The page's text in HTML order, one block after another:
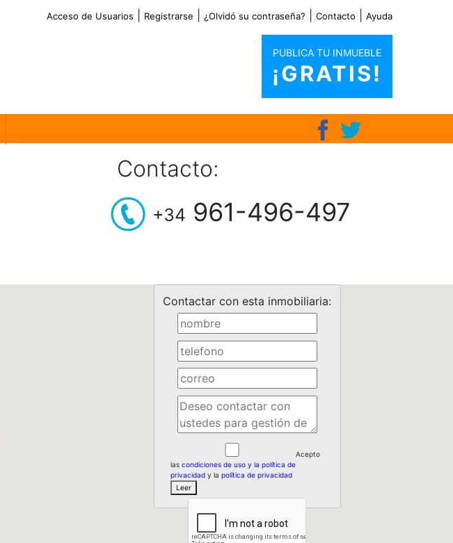
Acceso de Usuarios Registrarse ¿Olvidó su contraseña? Contacto Ayuda
PUBLICA TU INMUEBLE
¡GRATIS!
Contacto:
+34 961-496-497
Contactar con esta inmobiliaria:
Acepto
las condiciones de uso y la política de
privacidady la política de privacidad
Leer